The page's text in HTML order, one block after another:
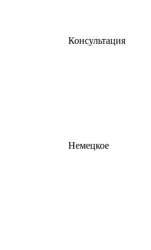
Консультация
Немецкое